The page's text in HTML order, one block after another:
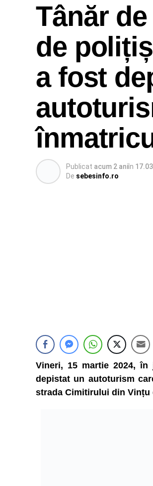
Tânăr
de
a fost
Publicat acum 2 aniîn
De sebesinfo.ro
Vineri, 15 martie 2024,
depistat un autoturism
strada Cimitirului din Vințu